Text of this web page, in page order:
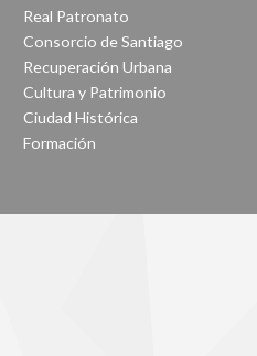
Real Patronato
Consorcio de Santiago
Recuperación Urbana
Cultura y Patrimonio
Ciudad Histórica
Formación